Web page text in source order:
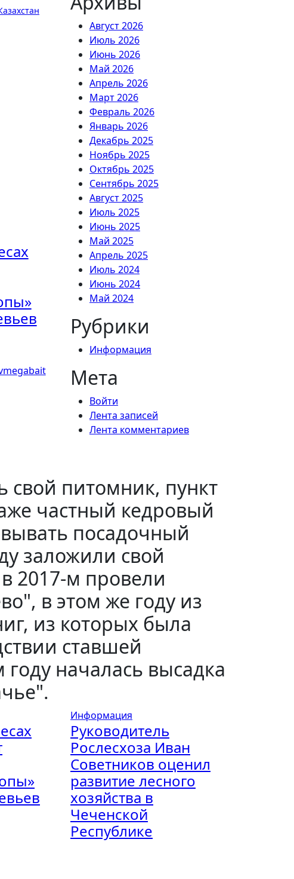
Август 2026
Июль 2026
Июнь 2026
Май 2026
Апрель 2026
Март 2026
Февраль 2026
Январь 2026
Декабрь 2025
Ноябрь 2025
Октябрь 2025
Сентябрь 2025
Август 2025
Июль 2025
Июнь 2025
Май 2025
Апрель 2025
Июль 2024
Июнь 2024
Май 2024
Рубрики
Информация
Мета
Войти
Лента записей
Лента комментариев
свой питомник, пункт
частный кедровый
посадочный
заложили свой
2017-м провели
в этом же году из
из которых была
ставшей
началась высадка
Информация
Руководитель
Рослесхоза Иван
Советников оценил
развитие лесного
хозяйства в
Чеченской
Республике